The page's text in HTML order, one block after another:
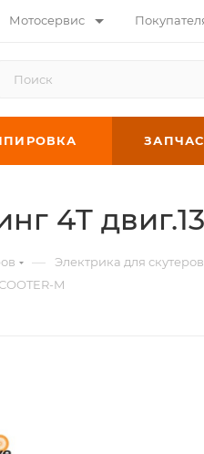
Мотосервис
4T
— Электрика для скутеров
M